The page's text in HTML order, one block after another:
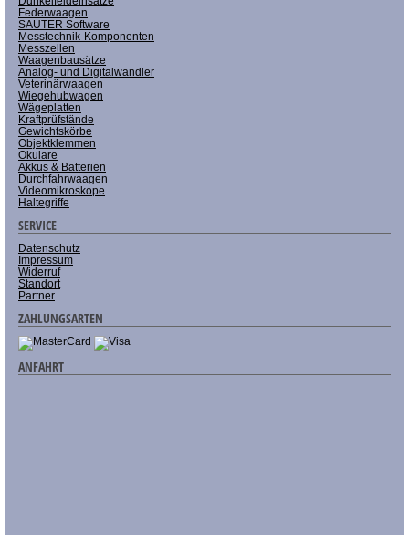
Federwaagen
SAUTER Software
Messtechnik-Komponenten
Messzellen
Waagenbausätze
Analog- und Digitalwandler
Veterinärwaagen
Wiegehubwagen
Wägeplatten
Kraftprüfstände
Gewichtskörbe
Objektklemmen
Okulare
Akkus & Batterien
Durchfahrwaagen
Videomikroskope
Haltegriffe
SERVICE
Datenschutz
Impressum
Widerruf
Standort
Partner
ZAHLUNGSARTEN
ANFAHRT